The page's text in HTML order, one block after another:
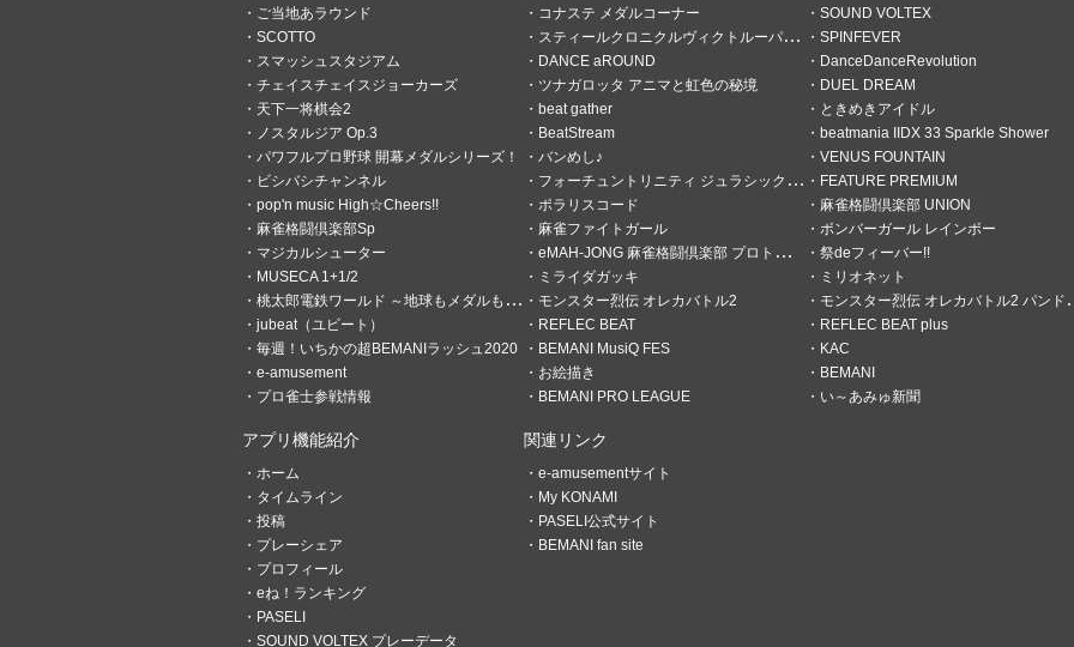
0
ＴＯＭ
アルバム整理してたら出てきた懐かし版権曲達
ご当地あラウンド
コナステ メダルコーナー
SOUND VOLTEX
SCOTTO
スティールクロニクルヴィクトルーパーズ
SPINFEVER
スマッシュスタジアム
DANCE aROUND
DanceDanceRevolution
チェイスチェイスジョーカーズ
ツナガロッタ アニマと虹色の秘境
DUEL DREAM
天下一将棋会2
beat gather
ときめきアイドル
ノスタルジア Op.3
BeatStream
beatmania IIDX 33 Sparkle Shower
パワフルプロ野球 開幕メダルシリーズ！
バンめし♪
VENUS FOUNTAIN
ビシバシチャンネル
フォーチュントリニティ ジュラシックトレジャー
FEATURE PREMIUM
pop'n music High☆Cheers!!
ポラリスコード
麻雀格闘倶楽部 UNION
麻雀格闘倶楽部Sp
麻雀ファイトガール
ボンバーガール レインボー
マジカルシューター
eMAH-JONG 麻雀格闘倶楽部 プロトーナメント
祭deフィーバー!!
MUSECA 1+1/2
ミライダガッキ
ミリオネット
桃太郎電鉄ワールド ～地球もメダルもまわってる！～
モンスター烈伝 オレカバトル2
モンスター烈伝 オレカバトル2 パンドラのメダル
jubeat（ユビート）
REFLEC BEAT
REFLEC BEAT plus
毎週！いちかの超BEMANIラッシュ2020
BEMANI MusiQ FES
KAC
e-amusement
お絵描き
BEMANI
プロ雀士参戦情報
BEMANI PRO LEAGUE い～あみゅ新聞
アプリ機能紹介
ホーム
タイムライン
投稿
プレーシェア
プロフィール
eね！ランキング
PASELI
SOUND VOLTEX プレーデータ
関連リンク
e-amusementサイト
My KONAMI
PASELI公式サイト
BEMANI fan site